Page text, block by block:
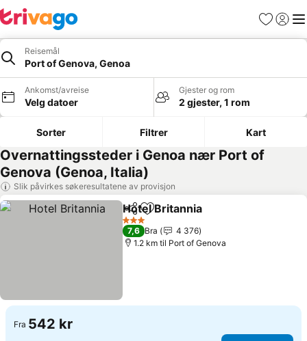
Favoritter
Logg
Reisemål
Port of Genova, Genoa
Ankomst/avreise
Velg datoer
Gjester og rom
2 gjester, 1 rom
Sorter Filtrer Kart
Overnattingssteder i Genoa nær Port of
Genova (Genoa, Italia)
Slik påvirkes søkeresultatene av provisjon
Del Legg til i favoritter
Hotel Britannia
3 Stjerner
7,6 Bra
4 376
1.2 km til Port of Genova
Fra 542 kr